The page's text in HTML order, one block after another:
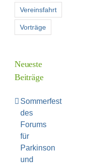
Vereinsfahrt
Vorträge
Neueste
Beiträge
Sommerfest
des
Forums
für
Parkinson
und